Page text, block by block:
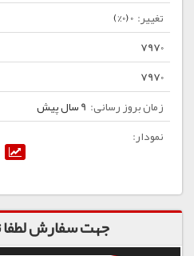
0 (0%)
7970
7970
9 سال پیش
جهت سفارش لطفا